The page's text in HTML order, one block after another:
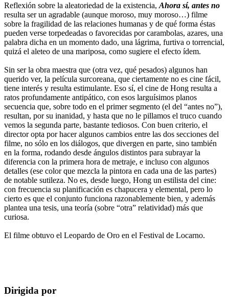
Reflexión sobre la aleatoriedad de la existencia, Ahora sí, antes no
resulta ser un agradable (aunque moroso, muy moroso…) filme
sobre la fragilidad de las relaciones humanas y de qué forma éstas
pueden verse torpedeadas o favorecidas por carambolas, azares, una
palabra dicha en un momento dado, una lágrima, furtiva o torrencial,
quizá el aleteo de una mariposa, como sugiere el efecto ídem.
Sin ser la obra maestra que (otra vez, qué pesados) algunos han
querido ver, la película surcoreana, que ciertamente no es cine fácil,
tiene interés y resulta estimulante. Eso sí, el cine de Hong resulta a
ratos profundamente antipático, con esos larguísimos planos
secuencia que, sobre todo en el primer segmento (el del “antes no”),
resultan, por su inanidad, y hasta que no le pillamos el truco cuando
vemos la segunda parte, bastante tediosos. Con buen criterio, el
director opta por hacer algunos cambios entre las dos secciones del
filme, no sólo en los diálogos, que divergen en parte, sino también
en la forma, rodando desde ángulos distintos para subrayar la
diferencia con la primera hora de metraje, e incluso con algunos
detalles (ese color que mezcla la pintora en cada una de las partes)
de notable sutileza. No es, desde luego, Hong un estilista del cine:
con frecuencia su planificación es chapucera y elemental, pero lo
cierto es que el conjunto funciona razonablemente bien, y además
plantea una tesis, una teoría (sobre “otra” relatividad) más que
curiosa.
El filme obtuvo el Leopardo de Oro en el Festival de Locarno.
Dirigida por